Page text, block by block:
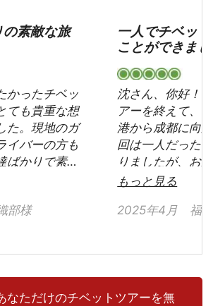
素敵な旅
かったチベッ
ても貴重な想
た。現地のガ
イバーの方も
ばかりで素晴
ました。ガイ
方で、色々
選んでいただ
ございまし
部様
一人でチベッ
ことができま
沈さん、你好！
アーを終えて、
港から成都に向
回は一人だった
りましたが、お
ムーズで手続も
会社は、一人旅
また、現地でガ
れた公さんは、
もっと見る
2025年4月 福
なただけのチベットツアーを無